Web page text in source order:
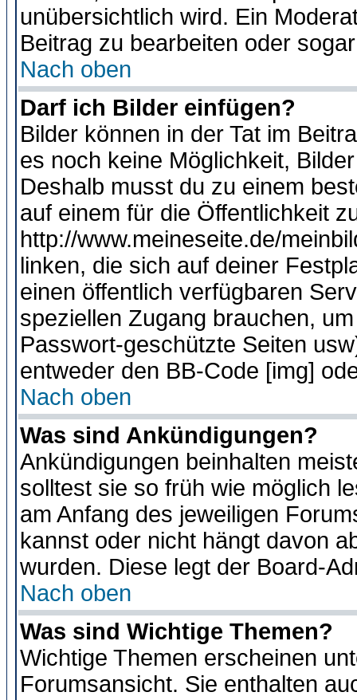
unübersichtlich wird. Ein
Beitrag zu bearbeiten oder
Nach oben
Darf ich Bilder einfügen?
Bilder können in der Tat im
es noch keine Möglichkeit,
Deshalb musst du zu einem
auf einem für die Öffentlichkeit
http://www.meineseite.de/
linken, die sich auf deiner
einen öffentlich verfügbaren
speziellen Zugang brauchen,
Passwort-geschützte Seiten
entweder den BB-Code [img]
Nach oben
Was sind Ankündigungen?
Ankündigungen beinhalten
solltest sie so früh wie möglich
am Anfang des jeweiligen
kannst oder nicht hängt davon
wurden. Diese legt der Board-
Nach oben
Was sind Wichtige Themen?
Wichtige Themen erscheinen
Forumsansicht. Sie enthalten